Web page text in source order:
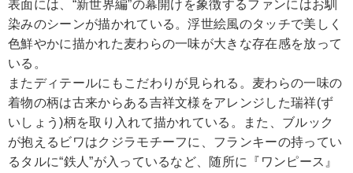
表面には、“新世界編”の幕開けを象徴するファンにはお馴
染みのシーンが描かれている。浮世絵風のタッチで美しく
色鮮やかに描かれた麦わらの一味が大きな存在感を放って
いる。
またディテールにもこだわりが見られる。麦わらの一味の
着物の柄は古来からある吉祥文様をアレンジした瑞祥(ず
いしょう)柄を取り入れて描かれている。また、ブルック
が抱えるビワはクジラモチーフに、フランキーの持ってい
るタルに“鉄人”が入っているなど、随所に『ワンピース』